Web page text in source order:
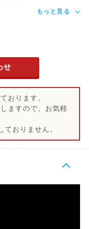
もっと見る
せ
おります。
ますので、お気軽
おりません。